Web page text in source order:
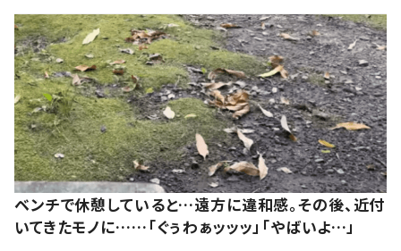
ベンチで休憩していると…遠方に違和感。その後、近付
いてきたモノに……「ぐぅわぁッッッ」「やばいよ…」